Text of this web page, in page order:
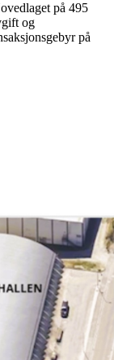
på 495
og
på